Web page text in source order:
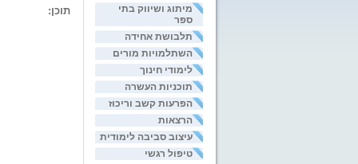
מיתוג ושיווק בתי
ספר
תלבושת אחידה
השתלמויות מורים
לימודי חינוך
תוכניות העשרה
הפרעות קשב וריכוז
הרצאות
עיצוב סביבה לימודית
טיפול רגשי
תוכן: